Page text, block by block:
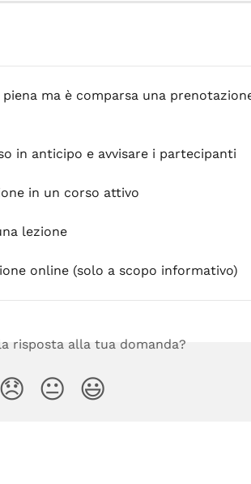
ma è comparsa una
in anticipo e avvisare i partecipanti
in un corso attivo
lezione
online (solo a scopo informativo)
risposta alla tua domanda?
😞 😐 😃